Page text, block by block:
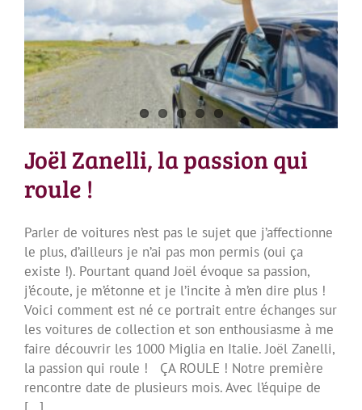
Joël Zanelli, la passion qui roule !
Joël Zanelli, la passion qui
roule !
Parler de voitures n’est pas le sujet que j’affectionne
le plus, d’ailleurs je n’ai pas mon permis (oui ça
existe !). Pourtant quand Joël évoque sa passion,
j’écoute, je m’étonne et je l’incite à m’en dire plus !
Voici comment est né ce portrait entre échanges sur
les voitures de collection et son enthousiasme à me
faire découvrir les 1000 Miglia en Italie. Joël Zanelli,
la passion qui roule ! ÇA ROULE ! Notre première
rencontre date de plusieurs mois. Avec l’équipe de